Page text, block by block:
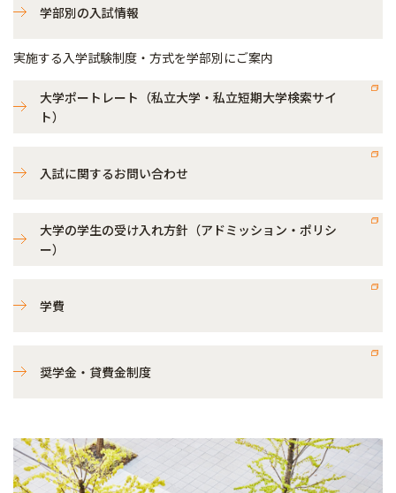
学部別の入試情報
実施する入学試験制度・方式を学部別にご案内
大学ポートレート（私立大学・私立短期大学検索サイ
ト）
入試に関するお問い合わせ
大学の学生の受け入れ方針（アドミッション・ポリシ
ー）
学費
奨学金・貸費金制度